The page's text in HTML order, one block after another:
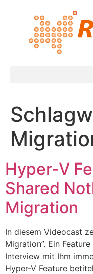
Hyper-V
Shared
Migration
In diesem Videocast
Migration”. Ein
Interview mit Ihm
Hyper-V Feature